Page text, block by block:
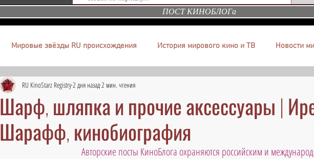
ПОСТ КИНОБЛОГа
Мировые звёзды RU происхождения История мирового кино и ТВ Новости
Шарф, шляпка и прочие аксессуары |
Шарафф, кинобиография
RU KinoStarz Registry2 дня назад2 мин. чтения
Авторские посты КиноБлога охраняются российским и